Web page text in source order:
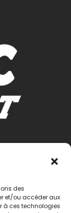
des
et/ou accéder aux
à ces technologies